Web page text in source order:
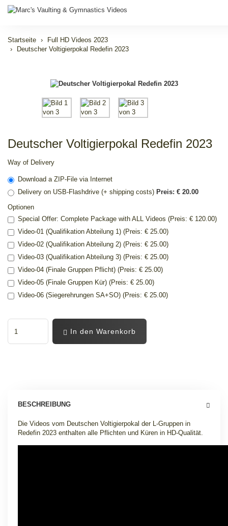
Startseite
Full HD Videos 2023
Deutscher Voltigierpokal Redefin 2023
Deutscher Voltigierpokal Redefin 2023
Way of Delivery
Download a ZIP-File via Internet
Delivery on USB-Flashdrive (+ shipping costs) Preis: € 20.00
Optionen
Special Offer: Complete Package with ALL Videos (Preis: € 120.00)
Video-01 (Qualifikation Abteilung 1) (Preis: € 25.00)
Video-02 (Qualifikation Abteilung 2) (Preis: € 25.00)
Video-03 (Qualifikation Abteilung 3) (Preis: € 25.00)
Video-04 (Finale Gruppen Pflicht) (Preis: € 25.00)
Video-05 (Finale Gruppen Kür) (Preis: € 25.00)
Video-06 (Siegerehrungen SA+SO) (Preis: € 25.00)
In den Warenkorb
BESCHREIBUNG
Die Videos vom Deutschen Voltigierpokal der L-Gruppen in
Redefin 2023 enthalten alle Pflichten und Küren in HD-Qualität.